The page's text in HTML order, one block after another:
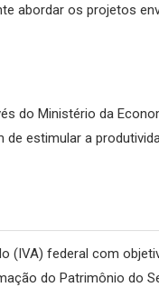
abordar os projetos
do Ministério da
estimular a
(IVA) federal com
do Patrimônio do